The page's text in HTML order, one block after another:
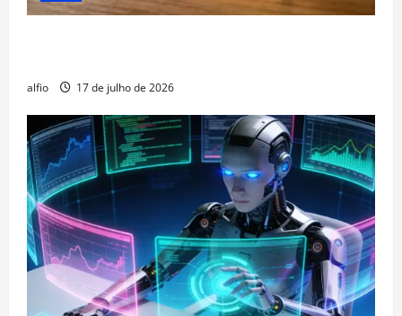
alfio 17 de julho de 2026